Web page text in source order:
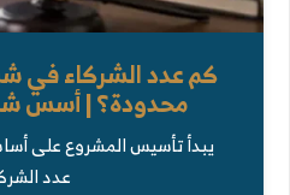
كم عدد الشركاء في
محدودة؟ | أسس
يبدأ تأسيس المشروع على
عدد